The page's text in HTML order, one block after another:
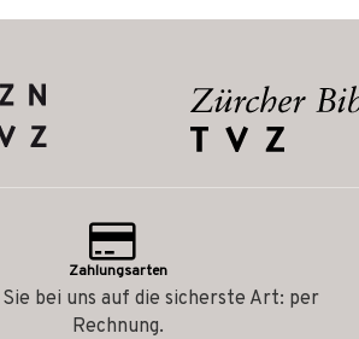
Zahlungsarten
bei uns auf die sicherste Art: per
Rechnung.